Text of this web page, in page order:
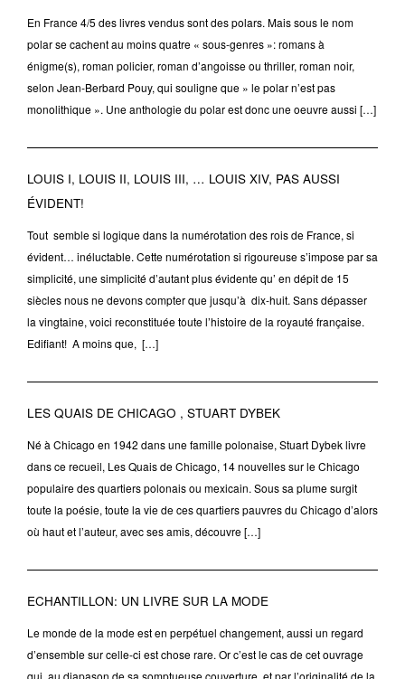
En France 4/5 des livres vendus sont des polars. Mais sous le nom
polar se cachent au moins quatre « sous-genres »: romans à
énigme(s), roman policier, roman d’angoisse ou thriller, roman noir,
selon Jean-Berbard Pouy, qui souligne que » le polar n’est pas
monolithique ». Une anthologie du polar est donc une oeuvre aussi […]
LOUIS I, LOUIS II, LOUIS III, … LOUIS XIV, PAS AUSSI
ÉVIDENT!
Tout semble si logique dans la numérotation des rois de France, si
évident… inéluctable. Cette numérotation si rigoureuse s’impose par sa
simplicité, une simplicité d’autant plus évidente qu’ en dépit de 15
siècles nous ne devons compter que jusqu’à dix-huit. Sans dépasser
la vingtaine, voici reconstituée toute l’histoire de la royauté française.
Edifiant! A moins que, […]
LES QUAIS DE CHICAGO , STUART DYBEK
Né à Chicago en 1942 dans une famille polonaise, Stuart Dybek livre
dans ce recueil, Les Quais de Chicago, 14 nouvelles sur le Chicago
populaire des quartiers polonais ou mexicain. Sous sa plume surgit
toute la poésie, toute la vie de ces quartiers pauvres du Chicago d’alors
où haut et l’auteur, avec ses amis, découvre […]
ECHANTILLON: UN LIVRE SUR LA MODE
Le monde de la mode est en perpétuel changement, aussi un regard
d’ensemble sur celle-ci est chose rare. Or c’est le cas de cet ouvrage
qui, au diapason de sa somptueuse couverture, et par l’originalité de la